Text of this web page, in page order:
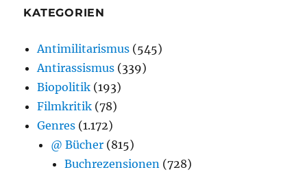
KATEGORIEN
Antimilitarismus (545)
Antirassismus (339)
Biopolitik (193)
Filmkritik (78)
Genres (1.172)
@ Bücher (815)
Buchrezensionen (728)